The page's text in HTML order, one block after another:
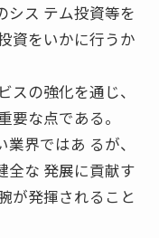
シス テム投資等を
資をいかに行うか
の強化を通じ、
な点である。
界ではあ るが、
全な 発展に貢献す
が発揮されること